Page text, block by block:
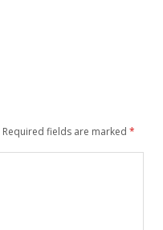
Required fields are marked *